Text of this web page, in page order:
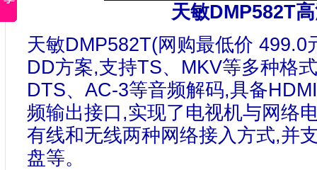
天敏DMP582T
天敏DMP582T(网购最低价 499.0
DD方案,支持TS、MKV等多种格
DTS、AC-3等音频解码,具备
频输出接口,实现了电视机与网络
有线和无线两种网络接入方式,并
盘等。